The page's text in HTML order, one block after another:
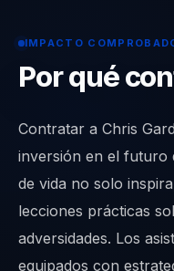
IMPACTO
Por qué
Contratar a Chris
inversión en el futuro
de vida no solo
lecciones prácticas
adversidades. Los
equipados con